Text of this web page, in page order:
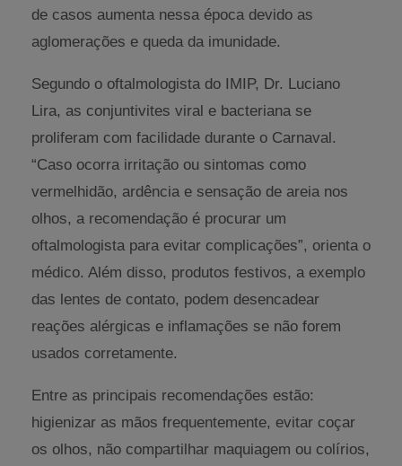
de casos aumenta nessa época devido as
aglomerações e queda da imunidade.
Segundo o oftalmologista do IMIP, Dr. Luciano
Lira, as conjuntivites viral e bacteriana se
proliferam com facilidade durante o Carnaval.
“Caso ocorra irritação ou sintomas como
vermelhidão, ardência e sensação de areia nos
olhos, a recomendação é procurar um
oftalmologista para evitar complicações”, orienta o
médico. Além disso, produtos festivos, a exemplo
das lentes de contato, podem desencadear
reações alérgicas e inflamações se não forem
usados corretamente.
Entre as principais recomendações estão:
higienizar as mãos frequentemente, evitar coçar
os olhos, não compartilhar maquiagem ou colírios,